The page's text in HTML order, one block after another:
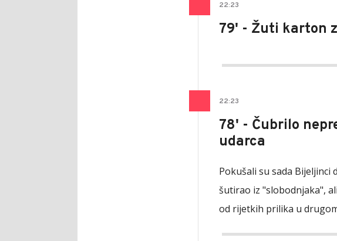
22:23
79' - Žuti karton
22:23
78' - Čubrilo
udarca
Pokušali su sada Bijeljinci
šutirao iz "slobodnjaka",
od rijetkih prilika u